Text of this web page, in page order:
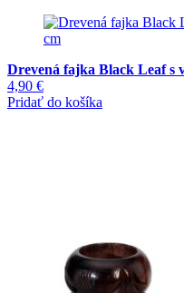
Drevená fajka Black Leaf s
4,90 €
Pridať do košíka